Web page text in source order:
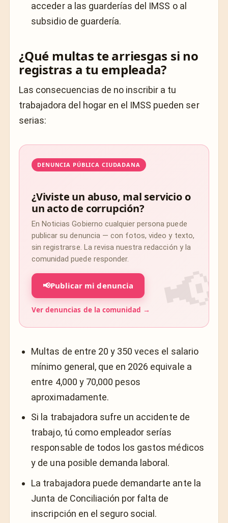
acceder a las guarderías del IMSS o al
subsidio de guardería.
¿Qué multas te arriesgas si no
registras a tu empleada?
Las consecuencias de no inscribir a tu
trabajadora del hogar en el IMSS pueden ser
serias:
DENUNCIA PÚBLICA CIUDADANA
¿Viviste un abuso, mal servicio o
un acto de corrupción?
En Noticias Gobierno cualquier persona puede
publicar su denuncia — con fotos, video y texto,
sin registrarse. La revisa nuestra redacción y la
comunidad puede responder.
📢Publicar mi denuncia
Ver denuncias de la comunidad →
Multas de entre 20 y 350 veces el salario
mínimo general, que en 2026 equivale a
entre 4,000 y 70,000 pesos
aproximadamente.
Si la trabajadora sufre un accidente de
trabajo, tú como empleador serías
responsable de todos los gastos médicos
y de una posible demanda laboral.
La trabajadora puede demandarte ante la
Junta de Conciliación por falta de
inscripción en el seguro social.